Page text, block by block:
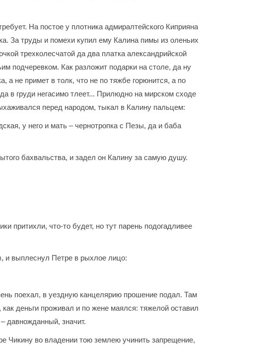
На постое у плотника адмиралтейского Киприяна
За труды и помехи купил ему Калина пимы из оленьих
трехколесчатой да два платка александрийской
подчеревком. Как разложит подарки на столе, да ну
а не примет в толк, что не по тяжбе горюнится, а по
в груди негасимо тлеет... Прилюдно на мирском сходе
перед народом, тыкал в Калину пальцем:
у него и мать – чернотропка с Пезы, да и баба
бахвальства, и задел он Калину за самую душу.
притихли, что-то будет, но тут парень подогадливее
и выплеснул Петре в рыхлое лицо:
поехал, в уездную канцелярию прошение подал. Там
деньги проживал и по жене маялся: тяжелой оставил
давножданный, значит.
Чикину во владении тою землею учинить запрещение,